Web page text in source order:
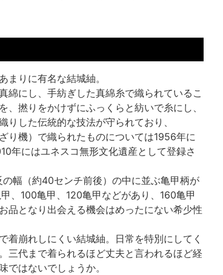
まりに有名な結城紬。
綿にし、手紡ぎした真綿糸で織られているこ
、撚りをかけずにふっくらと紡いで糸にし、
した伝統的な技法が守られており、
り機）で織られたものについては1956年に
年にはユネスコ無形文化遺産として登録さ
幅（約40センチ前後）の中に並ぶ亀甲柄が
、100亀甲、120亀甲などがあり、160亀甲
品となり出会える機会はめったにない希少性
着崩れしにくい結城紬。日常を特別にしてく
三代まで着られるほど丈夫と言われるほど経
ではないでしょうか。